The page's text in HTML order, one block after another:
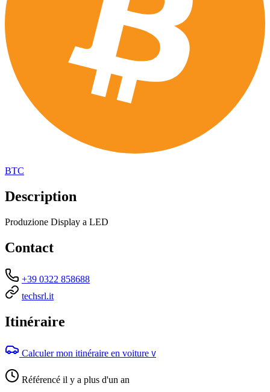
BTC
Description
Produzione Display a LED
Contact
+39 0322 858688
techsrl.it
Itinéraire
Calculer mon itinéraire en voiture V
Référencé il y a plus d'un an